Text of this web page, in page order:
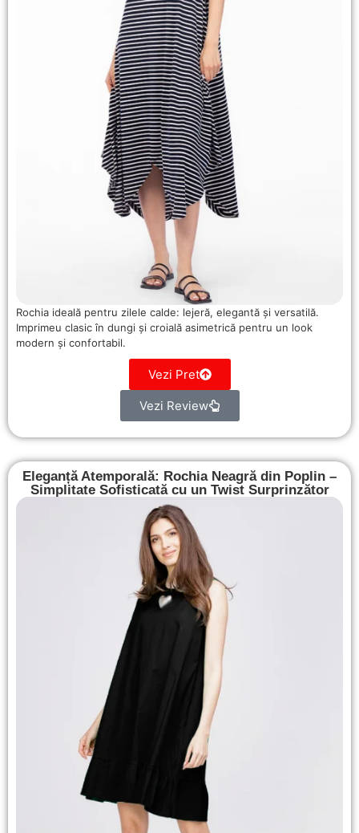
Rochia ideală pentru zilele calde: lejeră, elegantă și versatilă.
Imprimeu clasic în dungi și croială asimetrică pentru un look
modern și confortabil.
Vezi Pret
Vezi Review
Eleganță Atemporală: Rochia Neagră din Poplin –
Simplitate Sofisticată cu un Twist Surprinzător